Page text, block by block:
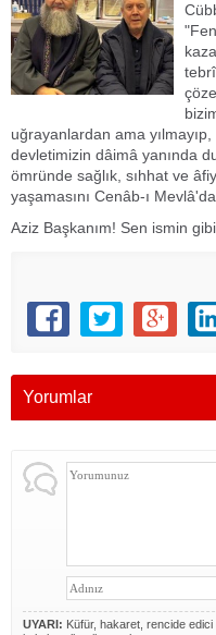
uğrayanlardan ama
devletimizin dâimâ yanında
ömründe sağlık, sıhhat ve
yaşamasını Cenâb-ı
Aziz Başkanım! Sen ismin
Yorumlar
UYARI: Küfür, hakaret, rencide edici